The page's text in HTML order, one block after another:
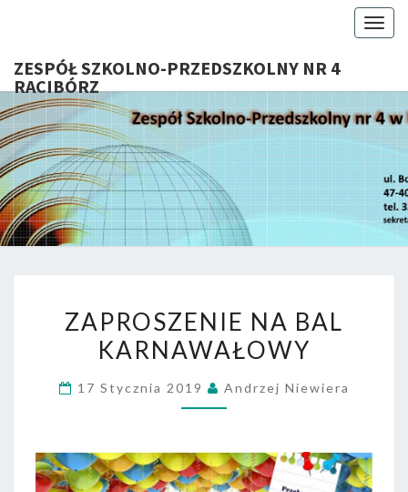
ZESPÓŁ SZKOLNO-PRZEDSZKOLNY NR 4
RACIBÓRZ
Serdecznie
Witamy Na
Stronie
Internetowej
ZSP Nr 4 W
Raciborzu
NA
BAL
ZAPROSZENIE NA BAL
KARNAWAŁOWY
17 Stycznia 2019 Andrzej Niewiera